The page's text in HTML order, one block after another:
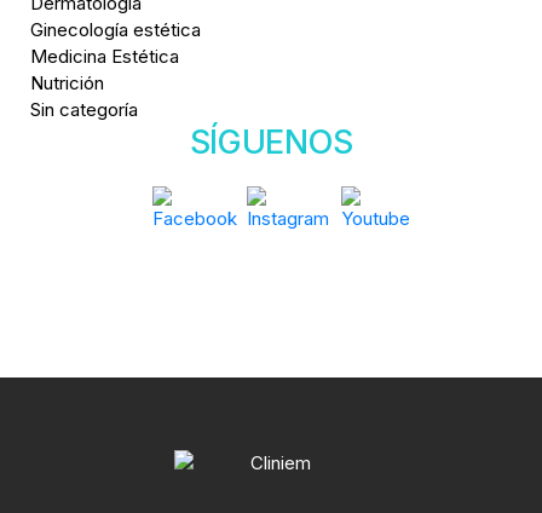
Ginecología estética
Medicina Estética
Nutrición
Sin categoría
SÍGUENOS